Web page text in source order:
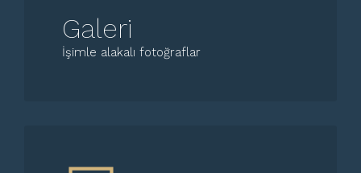
Galeri
İşimle alakalı fotoğraflar